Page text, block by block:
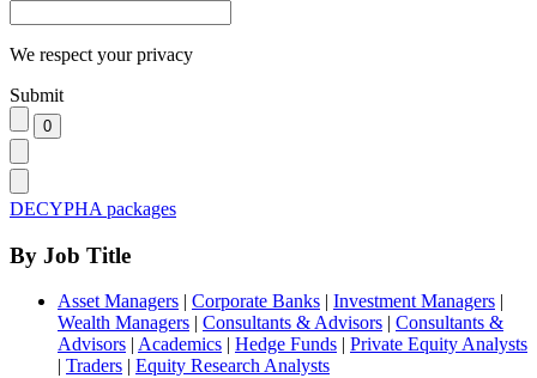
We respect your privacy
Submit
DECYPHA packages
By Job Title
Asset Managers | Corporate Banks | Investment Managers |
Wealth Managers | Consultants & Advisors | Consultants &
Advisors | Academics | Hedge Funds | Private Equity Analysts
| Traders | Equity Research Analysts